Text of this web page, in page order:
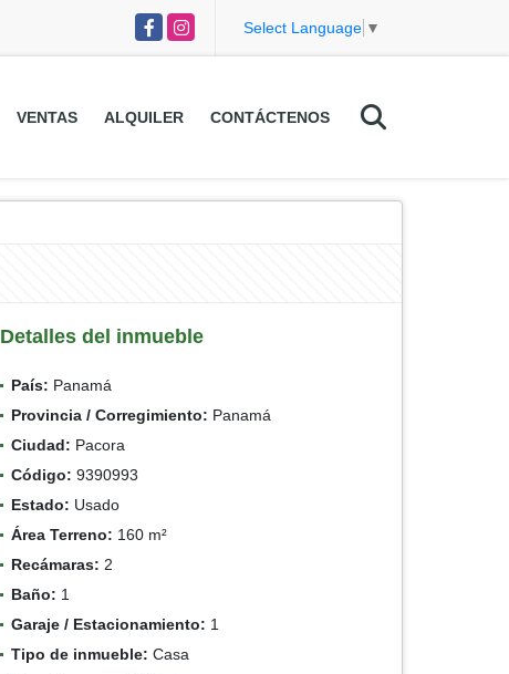
FacebookInstagram Select Language ▼
VENTAS ALQUILER CONTÁCTENOS
Detalles del inmueble
País: Panamá
Provincia / Corregimiento: Panamá
Ciudad: Pacora
Código: 9390993
Estado: Usado
Área Terreno: 160 m²
Recámaras: 2
Baño: 1
Garaje / Estacionamiento: 1
Tipo de inmueble: Casa